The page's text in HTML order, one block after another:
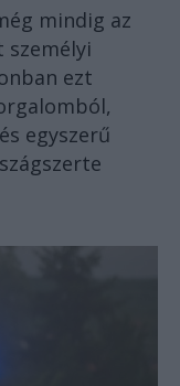
mindig az
ezt
egyszerű